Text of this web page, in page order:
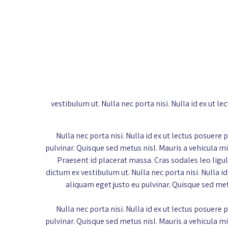
vestibulum ut. Nulla nec porta nisi. Nulla id ex ut
Nulla nec porta nisi. Nulla id ex ut lectus
pulvinar. Quisque sed metus nisl. Mauris a vehicula
Praesent id placerat massa. Cras sodales leo
dictum ex vestibulum ut. Nulla nec porta nisi. Nulla
aliquam eget justo eu pulvinar. Quisque sed
Nulla nec porta nisi. Nulla id ex ut lectus
pulvinar. Quisque sed metus nisl. Mauris a vehicula